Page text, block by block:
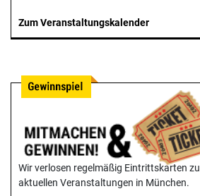
Zum Veranstaltungskalender
Wir verlosen regelmäßig Eintrittskarten zu
aktuellen Veranstaltungen in München.